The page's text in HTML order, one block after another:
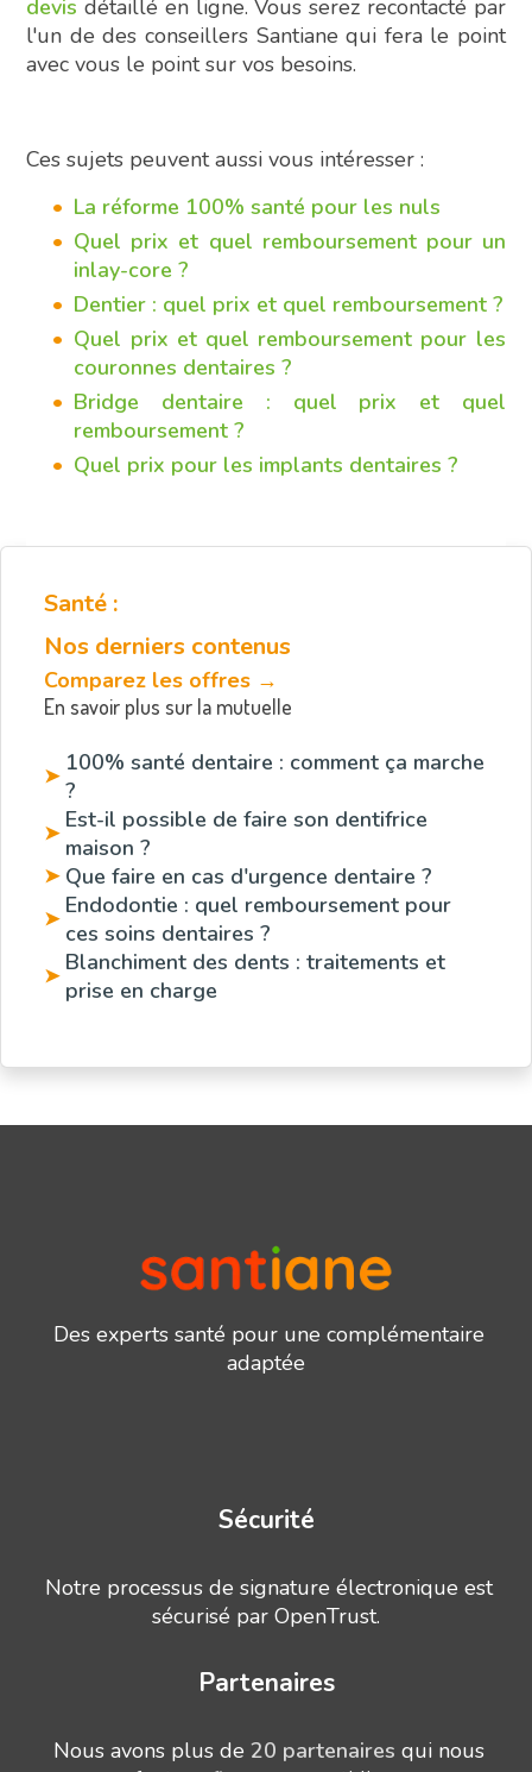
devis détaillé en ligne. Vous serez recontacté par
l'un de des conseillers Santiane qui fera le point
avec vous le point sur vos besoins.
Ces sujets peuvent aussi vous intéresser :
La réforme 100% santé pour les nuls
Quel prix et quel remboursement pour un
inlay-core ?
Dentier : quel prix et quel remboursement ?
Quel prix et quel remboursement pour les
couronnes dentaires ?
Bridge dentaire : quel prix et quel
remboursement ?
Quel prix pour les implants dentaires ?
Santé :
Nos derniers contenus
Comparez les offres →
En savoir plus sur la mutuelle
➤ 100% santé dentaire : comment ça marche
?
➤ Est-il possible de faire son dentifrice
maison ?
➤ Que faire en cas d'urgence dentaire ?
➤ ​Endodontie : quel remboursement pour
ces soins dentaires ?
➤ Blanchiment des dents : traitements et
prise en charge
Des experts santé pour une complémentaire
adaptée
Sécurité
Notre processus de signature électronique est
sécurisé par OpenTrust.
Partenaires
Nous avons plus de 20 partenaires qui nous